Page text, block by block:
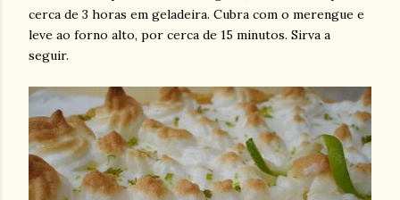
cerca de 3 horas em geladeira. Cubra com o merengue e
leve ao forno alto, por cerca de 15 minutos. Sirva a
seguir.